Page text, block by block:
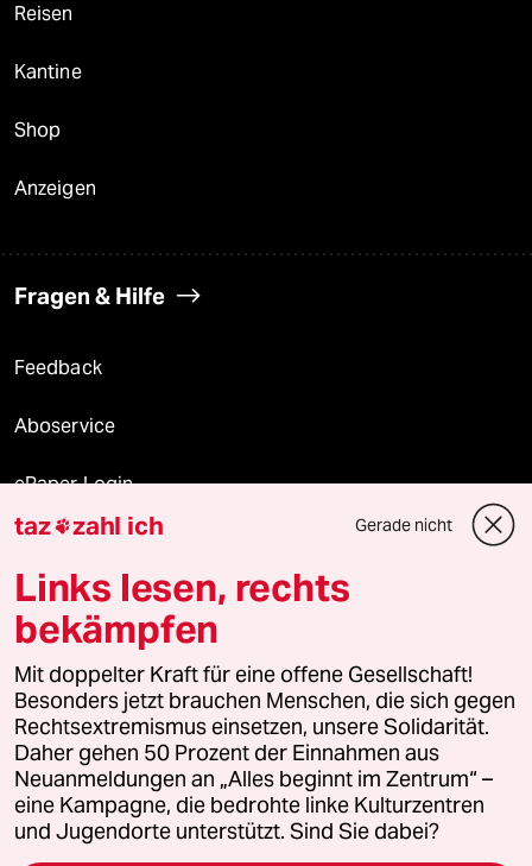
Reisen
Kantine
Shop
Anzeigen
Fragen & Hilfe
Feedback
Aboservice
ePaper Login
Downloads für Abonnierende
© 2026 taz Verlags und Vertriebs GmbH
Alle Rechte vorbehalten. Bei rechtlichen Fragen oder für Genehmigungen
wenden Sie sich bitte an
lizenzen@taz.de
Feedback Redaktionsstatut Kommune-Richtlinien
Leitlinie Informant Datenschutz Impressum AGB
taz zahl ich Gerade nicht
Links lesen, rechts
bekämpfen
Mit doppelter Kraft für eine offene Gesellschaft!
Besonders jetzt brauchen Menschen, die sich gegen
Rechtsextremismus einsetzen, unsere Solidarität.
Daher gehen 50 Prozent der Einnahmen aus
Neuanmeldungen an „Alles beginnt im Zentrum“ –
eine Kampagne, die bedrohte linke Kulturzentren
und Jugendorte unterstützt. Sind Sie dabei?